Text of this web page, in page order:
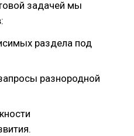
задачей мы
раздела под
разнородной